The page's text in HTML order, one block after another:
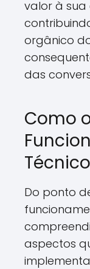
valor à sua
orgânico
das
Como
Do ponto
aspectos